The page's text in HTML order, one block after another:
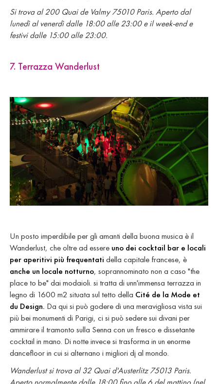
Si trova al 200 Quai de Valmy 75010 Paris. Aperto dal
lunedì al venerdì dalle 18:00 alle 23:00 e il week-end e
festivi dalle 15:00 alle 23:00.
7. Terrazza Wanderlust
Un posto imperdibile per gli amanti della buona musica è il
Wanderlust, che oltre ad essere uno dei cocktail bar e locali
per aperitivi più frequentati della capitale francese, è
anche un locale notturno, soprannominato non a caso "the
place to be" dai modaioli. si tratta di unn'immensa terrazza in
legno di 1600 m2 situata sul tetto della Cité de la Mode et
du Design. Da qui si può godere di una meravigliosa vista sui
più bei monumenti di Parigi, ci si può sedere sui divani per
ammirare il tramonto sulla Senna con un fresco e dissetante
cocktail in mano. Di notte invece si trasforma in un enorme
dancefloor in cui si alternano i migliori dj al mondo.
Wanderlust si trova al 32 Quai d'Austerlitz 75013 Paris.